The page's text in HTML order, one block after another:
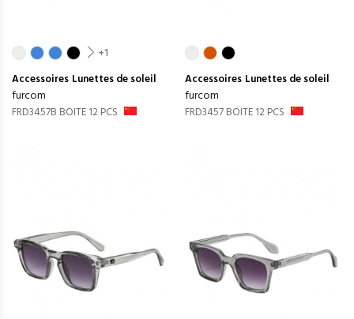
+1
Accessoires Lunettes de soleil
furcom
FRD3457B BOITE 12 PCS
Accessoires Lunettes de soleil
furcom
FRD3457 BOITE 12 PCS